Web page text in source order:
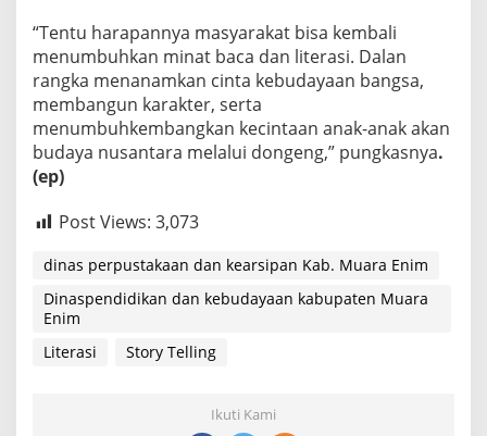
“Tentu harapannya masyarakat bisa kembali
menumbuhkan minat baca dan literasi. Dalan
rangka menanamkan cinta kebudayaan bangsa,
membangun karakter, serta
menumbuhkembangkan kecintaan anak-anak akan
budaya nusantara melalui dongeng,” pungkasnya.
(ep)
Post Views: 3,073
dinas perpustakaan dan kearsipan Kab. Muara Enim
Dinaspendidikan dan kebudayaan kabupaten Muara
Enim
Literasi
Story Telling
Ikuti Kami